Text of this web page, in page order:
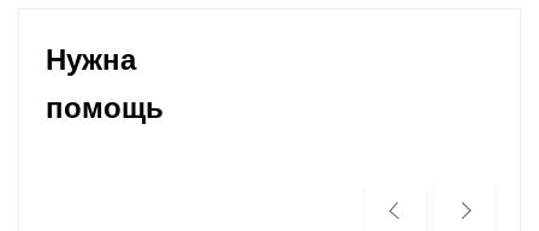
Нужна
помощь